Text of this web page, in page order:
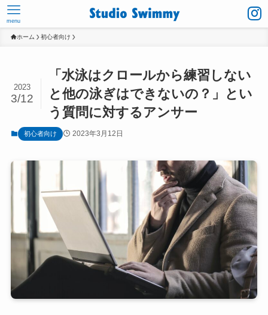
menu
ホーム 初心者向け
「水泳はクロールから練習しない
と他の泳ぎはできないの？」とい
う質問に対するアンサー
2023
3/12
初心者向け 2023年3月12日